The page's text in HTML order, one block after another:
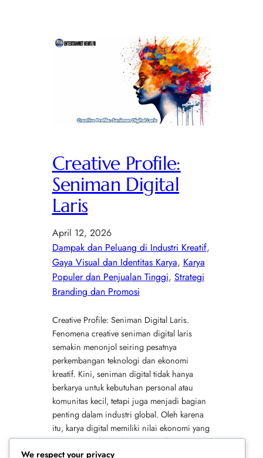
Creative Profile:
Seniman Digital
Laris
April 12, 2026
Dampak dan Peluang di Industri Kreatif
Gaya Visual dan Identitas Karya, Karya
Populer dan Penjualan Tinggi, Strategi
Branding dan Promosi
Creative Profile: Seniman Digital Laris.
Fenomena creative seniman digital laris
semakin menonjol seiring pesatnya
perkembangan teknologi dan ekonomi
kreatif. Kini, seniman digital tidak hanya
berkarya untuk kebutuhan personal atau
komunitas kecil, tetapi juga menjadi bagian
penting dalam industri global. Oleh karena
itu, karya digital memiliki nilai ekonomi yang
terus meningkat. Selain itu, sosok seperti
Beeple…
We respect your privacy